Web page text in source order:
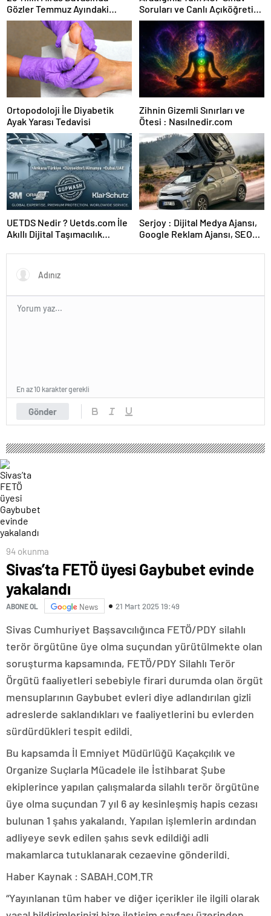
Gözler Temmuz Ayındaki
Karar Duruşmasına Çevrildi
Soruları ve Canlı Açıköğretim
Forumu Burada
Ortopodoloji İle Diyabetik
Ayak Yarası Tedavisi
Zihnin Gizemli Sınırları ve
Ötesi : Nasılnedir.com
UETDS Nedir ? Uetds.com İle
Akıllı Dijital Taşımacılık
Serjoy : Dijital Medya Ajansı,
Google Reklam Ajansı, SEO
Gönder
En az 10 karakter gerekli
94 okunma
Sivas’ta FETÖ üyesi Gaybubet evinde
yakalandı
ABONE OL News 21 Mart 2025 19:49
Sivas Cumhuriyet Başsavcılığınca FETÖ/PDY silahlı
terör örgütüne üye olma suçundan yürütülmekte olan
soruşturma kapsamında, FETÖ/PDY Silahlı Terör
Örgütü faaliyetleri sebebiyle firari durumda olan örgüt
mensuplarının Gaybubet evleri diye adlandırılan gizli
adreslerde saklandıkları ve faaliyetlerini bu evlerden
sürdürdükleri tespit edildi.
Bu kapsamda İl Emniyet Müdürlüğü Kaçakçılık ve
Organize Suçlarla Mücadele ile İstihbarat Şube
ekiplerince yapılan çalışmalarda silahlı terör örgütüne
üye olma suçundan 7 yıl 6 ay kesinleşmiş hapis cezası
bulunan 1 şahıs yakalandı. Yapılan işlemlerin ardından
adliyeye sevk edilen şahıs sevk edildiği adli
makamlarca tutuklanarak cezaevine gönderildi.
Haber Kaynak : SABAH.COM.TR
“Yayınlanan tüm haber ve diğer içerikler ile ilgili olarak